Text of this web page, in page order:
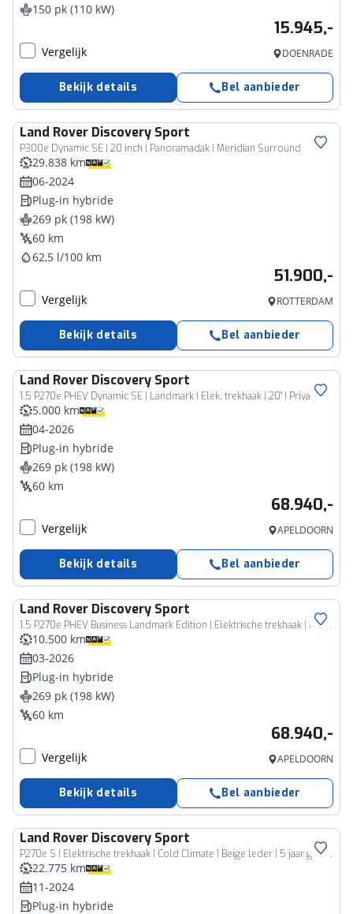
150 pk (110 kW)
15.945,-
Vergelijk DOENRADE
Bekijk details Bel aanbieder
Land Rover Discovery Sport
P300e Dynamic SE | 20 inch | Panoramadak | Meridian Surround
29.838 km
06-2024
Plug-in hybride
269 pk (198 kW)
60 km
62,5 l/100 km
51.900,-
Vergelijk ROTTERDAM
Bekijk details Bel aanbieder
Land Rover Discovery Sport
1.5 P270e PHEV Dynamic SE | Landmark | Elek. trekhaak | 20" | Privacy Glas | Cold Climate Pack | Black Exterior Pack
5.000 km
04-2026
Plug-in hybride
269 pk (198 kW)
60 km
68.940,-
Vergelijk APELDOORN
Bekijk details Bel aanbieder
Land Rover Discovery Sport
1.5 P270e PHEV Business Landmark Edition | Elektrische trekhaak | Matrix LED
10.500 km
03-2026
Plug-in hybride
269 pk (198 kW)
60 km
68.940,-
Vergelijk APELDOORN
Bekijk details Bel aanbieder
Land Rover Discovery Sport
P270e S | Elektrische trekhaak | Cold Climate | Beige leder | 5 jaar garantie |
22.775 km
11-2024
Plug-in hybride